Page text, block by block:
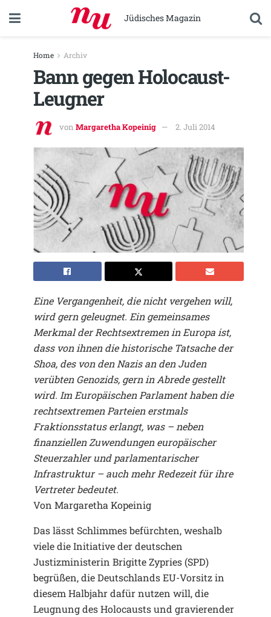
Jüdisches Magazin
Home Archiv
Bann gegen Holocaust-
Leugner
von Margaretha Kopeinig 2. Juli 2014
Eine Vergangenheit, die nicht vergehen will,
wird gern geleugnet. Ein gemeinsames
Merkmal der Rechtsextremen in Europa ist,
dass von ihnen die historische Tatsache der
Shoa, des von den Nazis an den Juden
verübten Genozids, gern in Abrede gestellt
wird. Im Europäischen Parlament haben die
rechtsextremen Parteien erstmals
Fraktionsstatus erlangt, was – neben
finanziellen Zuwendungen europäischer
Steuerzahler und parlamentarischer
Infrastruktur – auch mehr Redezeit für ihre
Vertreter bedeutet.
Von Margaretha Kopeinig
Das lässt Schlimmes befürchten, weshalb
viele die Initiative der deutschen
Justizministerin Brigitte Zypries (SPD)
begrüßen, die Deutschlands EU-Vorsitz in
diesem Halbjahr dafür nutzen will, die
Leugnung des Holocausts und gravierender